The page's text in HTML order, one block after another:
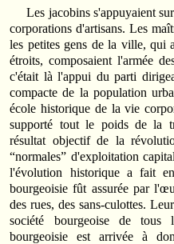
Les jacobins s'appuyaient
corporations d'artisans. Les
les petites gens de la ville, qui
étroits, composaient l'armée
c'était là l'appui du parti
compacte de la population
école historique de la vie
supporté tout le poids de la
résultat objectif de la
“normales” d'exploitation
l'évolution historique a fait
bourgeoisie fût assurée par
des rues, des sans‑culottes.
société bourgeoise de
bourgeoisie est arrivée à